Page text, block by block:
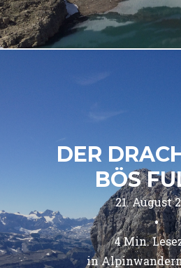
DER
BÖS
21. August
•
4Min.
in